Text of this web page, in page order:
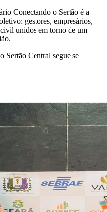
Conectando o Sertão é a
gestores, empresários,
unidos em torno de um
Sertão Central segue se